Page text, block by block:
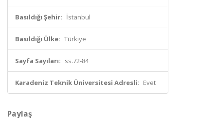
Basıldığı Şehir: İstanbul
Basıldığı Ülke: Türkiye
Sayfa Sayıları: ss.72-84
Karadeniz Teknik Üniversitesi Adresli: Evet
Paylaş